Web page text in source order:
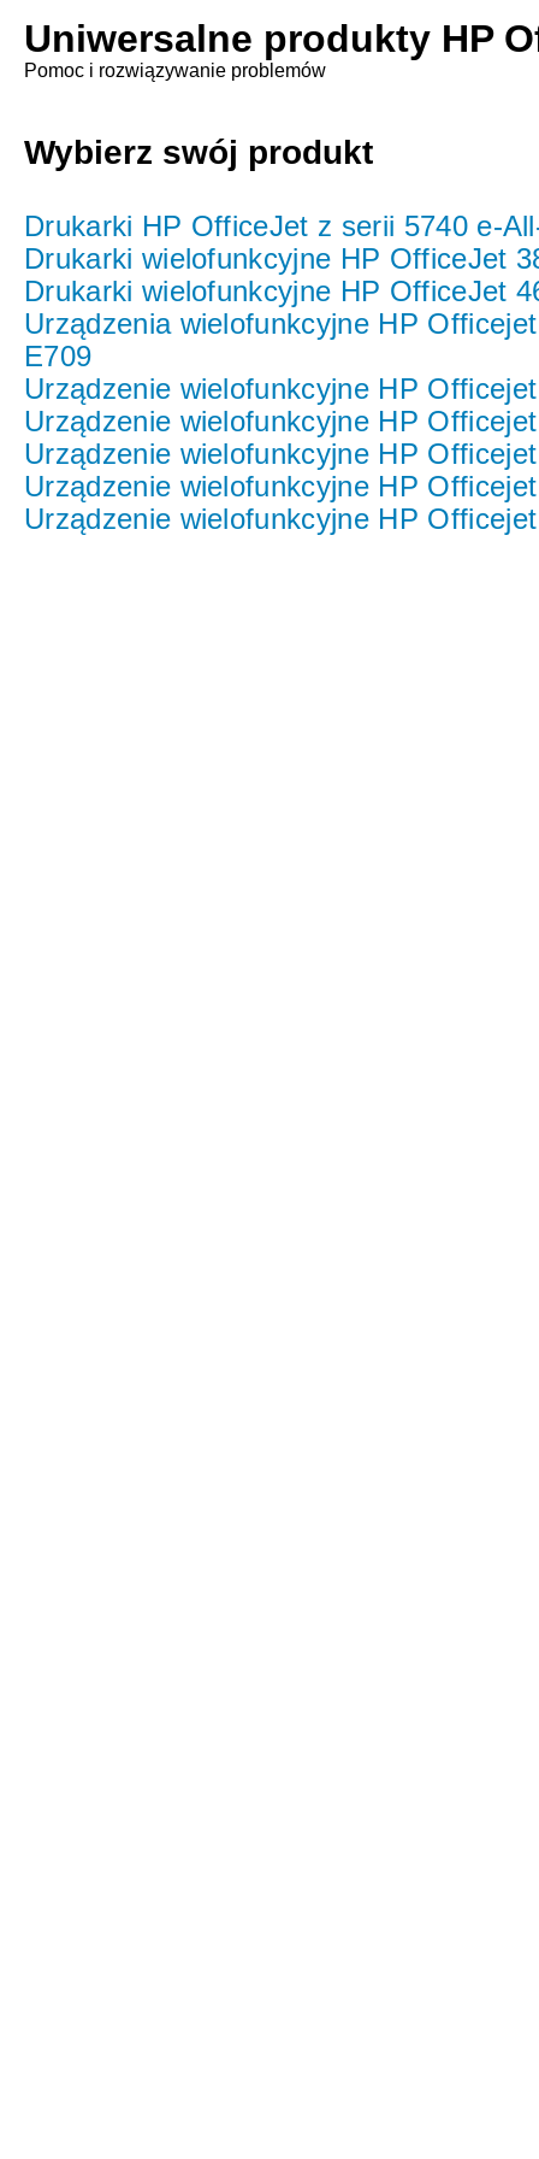
Uniwersalne produkty HP
Pomoc i rozwiązywanie problemów
Wybierz swój produkt
Drukarki HP OfficeJet z serii 5740 e-
Drukarki wielofunkcyjne HP OfficeJet
Drukarki wielofunkcyjne HP OfficeJet
Urządzenia wielofunkcyjne HP
E709
Urządzenie wielofunkcyjne HP
Urządzenie wielofunkcyjne HP
Urządzenie wielofunkcyjne HP
Urządzenie wielofunkcyjne HP
Urządzenie wielofunkcyjne HP